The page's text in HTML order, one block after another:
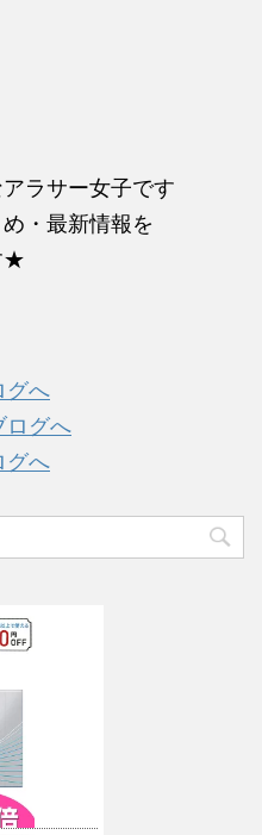
ラサー女子です
・最新情報を
★